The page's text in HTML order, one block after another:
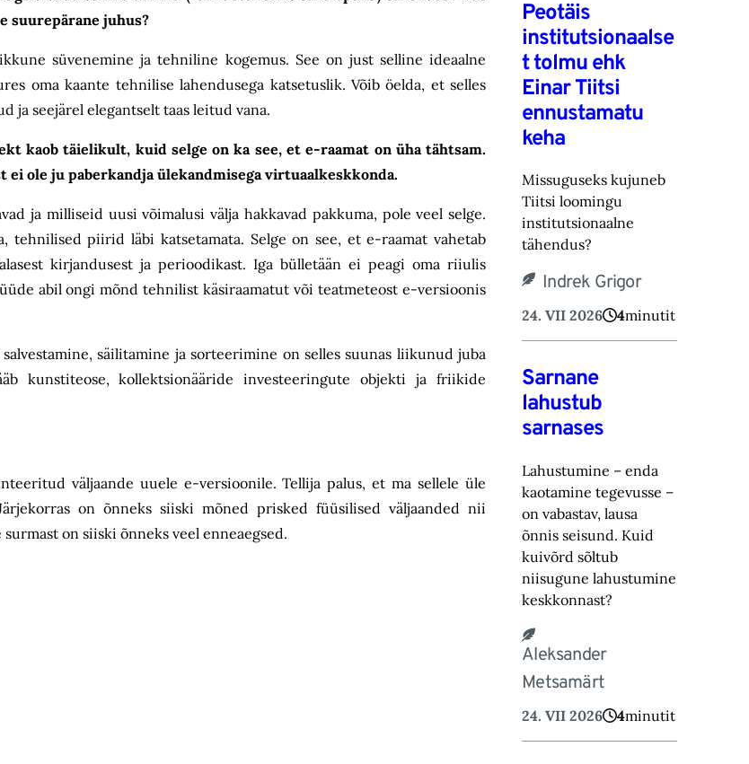
suurepärane juhus?
süvenemine ja tehniline kogemus. See on just selline ideaalne
oma kaante tehnilise lahendusega katsetuslik. Võib öelda, et selles
ja seejärel elegantselt taas leitud vana.
kaob täielikult, kuid selge on ka see, et e-raamat on üha tähtsam.
ole ju paberkandja ülekandmisega virtuaalkeskkonda.
ja milliseid uusi võimalusi välja hakkavad pakkuma, pole veel selge.
tehnilised piirid läbi katsetamata. Selge on see, et e-raamat vahetab
kirjandusest ja perioodikast. Iga bülletään ei peagi oma riiulis
abil ongi mõnd tehnilist käsiraamatut või teatmeteost e-versioonis
säilitamine ja sorteerimine on selles suunas liikunud juba
kunstiteose, kollektsionääride investeeringute objekti ja friikide
väljaande uuele e-versioonile. Tellija palus, et ma sellele üle
on õnneks siiski mõned prisked füüsilised väljaanded nii
on siiski õnneks veel enneaegsed.
Peotäis
institutsionaalse
t tolmu ehk
Einar Tiitsi
ennustamatu
keha
Missuguseks kujuneb
Tiitsi loomingu
institutsionaalne
tähendus?
Indrek Grigor
24. VII 2026 4minutit
Sarnane
lahustub
sarnases
Lahustumine – enda
kaotamine tegevusse –
on vabastav, lausa
õnnis seisund. Kuid
kuivõrd sõltub
niisugune lahustumine
keskkonnast?
Aleksander
Metsamärt
24. VII 2026 4minutit